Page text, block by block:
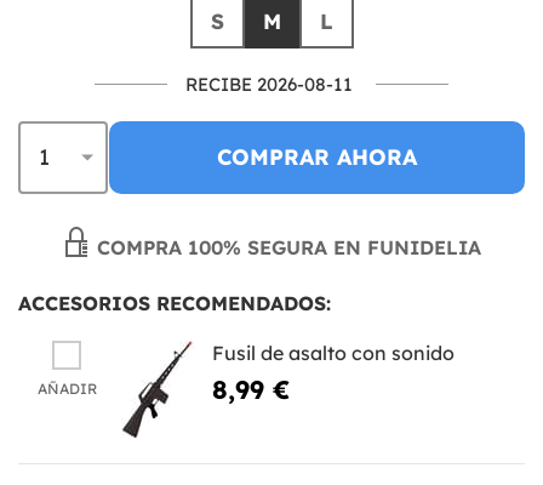
S M L
RECIBE 2026-08-11
COMPRAR AHORA
COMPRA 100% SEGURA EN FUNIDELIA
ACCESORIOS RECOMENDADOS:
AÑADIR
Fusil de asalto con sonido
8,99 €